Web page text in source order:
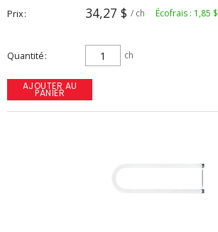
Prix 34,27 $ / ch Écofrais : 1,85 $
Quantité ch
AJOUTER AU
PANIER